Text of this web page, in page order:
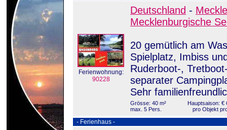
Ferienwohnung:
90228
Deutschland -
Mecklenburgische
20 gemütlich am
Spielplatz, Imbiss
Ruderboot-,
separater
Sehr
Grösse: 40 m²
max. 5 Pers.
Hauptsaison: €
pro Objekt
- Ferienhaus -